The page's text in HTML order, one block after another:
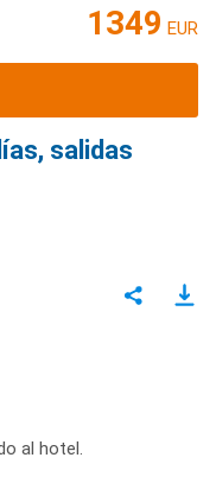
1349 EUR
salidas
al hotel.